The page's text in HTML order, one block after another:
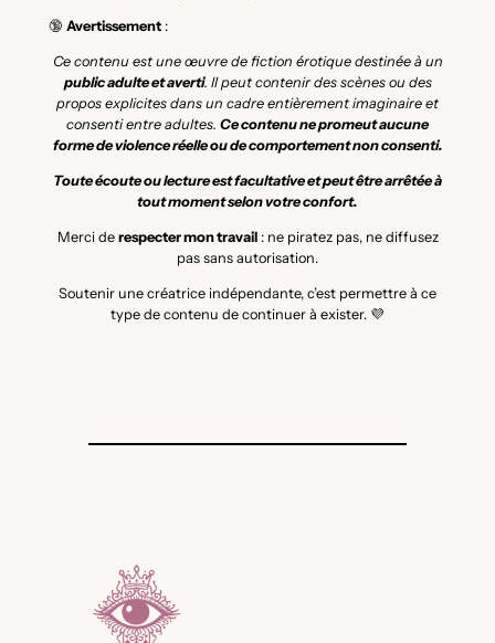
🔞 Avertissement:
Ce contenu est une œuvre de fiction érotique destinée à un
public adulte et averti. Il peut contenir des scènes ou des
propos explicites dans un cadre entièrement imaginaire et
consenti entre adultes. Ce contenu ne promeut aucune
forme de violence réelle ou de comportement non consenti.
Toute écoute ou lecture est facultative et peut être arrêtée à
tout moment selon votre confort.
Merci de respecter mon travail: ne piratez pas, ne diffusez
pas sans autorisation.
Soutenir une créatrice indépendante, c’est permettre à ce
type de contenu de continuer à exister. 💜